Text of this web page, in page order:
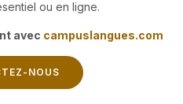
ou en ligne.
avec campuslangues.com
NOUS